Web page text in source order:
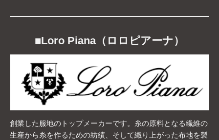
■Loro Piana（ロロピアーナ）
創業した服地のトップメーカーです。糸の原料となる繊維の
生産から糸を作るための紡績、そして織り上がった布地を製